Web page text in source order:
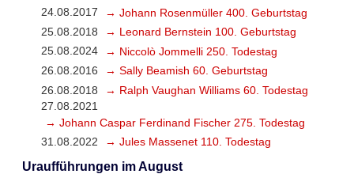
24.08.2017
→ Johann Rosenmüller 400. Geburtstag
25.08.2018
→ Leonard Bernstein 100. Geburtstag
25.08.2024
→ Niccolò Jommelli 250. Todestag
26.08.2016
→ Sally Beamish 60. Geburtstag
26.08.2018
→ Ralph Vaughan Williams 60. Todestag
27.08.2021
→ Johann Caspar Ferdinand Fischer 275. Todestag
31.08.2022
→ Jules Massenet 110. Todestag
Uraufführungen im August